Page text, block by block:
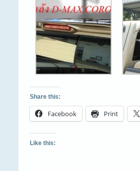
Share this:
Facebook Print
Like this: